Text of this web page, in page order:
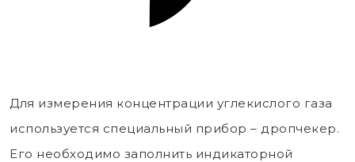
Для измерения концентрации углекислого газа
используется специальный прибор – дропчекер.
Его необходимо заполнить индикаторной